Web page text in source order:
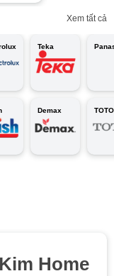
Xem tất cả
Teka
Demax TOTO
Home